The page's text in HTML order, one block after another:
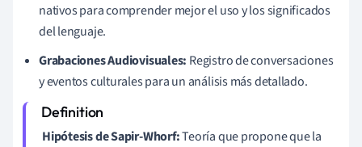
nativos para comprender mejor el uso y los significados
del lenguaje.
Grabaciones Audiovisuales: Registro de conversaciones
y eventos culturales para un análisis más detallado.
Hipótesis de Sapir-Whorf:Teoría que propone que la